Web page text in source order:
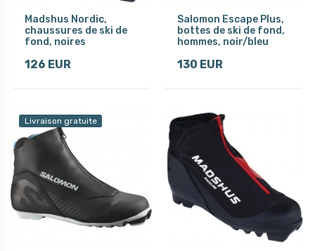
Madshus Nordic,
chaussures de ski de
fond, noires
126 EUR
Salomon Escape Plus,
bottes de ski de fond,
hommes, noir/bleu
130 EUR
Livraison gratuite